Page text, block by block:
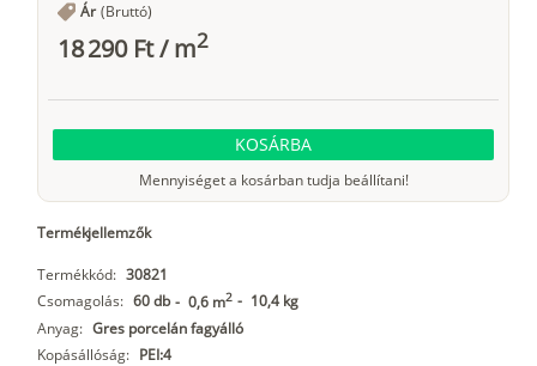
Ár (Bruttó)
18 290 Ft/m2
KOSÁRBA
Mennyiséget a kosárban tudja beállítani!
Termékjellemzők
Termékkód: 30821
Csomagolás: 60 db - 0,6 m2 - 10,4 kg
Anyag: Gres porcelán fagyálló
Kopásállóság: PEI:4